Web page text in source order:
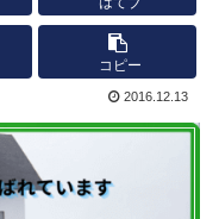
コピー
2016.12.13